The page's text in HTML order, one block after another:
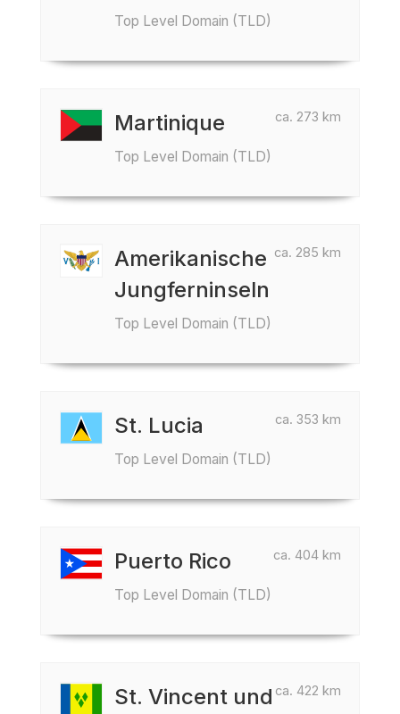
Top Level Domain (TLD)
ca. 273 km
Martinique
Top Level Domain (TLD)
ca. 285 km
Amerikanische
Jungferninseln
Top Level Domain (TLD)
ca. 353 km
St. Lucia
Top Level Domain (TLD)
ca. 404 km
Puerto Rico
Top Level Domain (TLD)
ca. 422 km
St. Vincent und